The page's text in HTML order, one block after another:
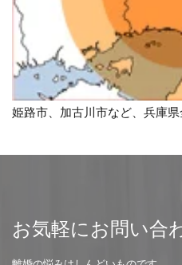
姫路市、加古川市など、兵庫県
お気軽にお問い合